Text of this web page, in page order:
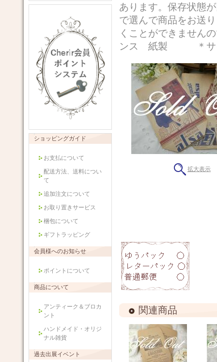
ショッピングガイド
お支払について
配送方法、送料につい
て
追加注文について
お取り置きサービス
梱包について
ギフトラッピング
会員様へのお知らせ
ポイントについて
商品について
アンティーク＆ブロカ
ント
ハンドメイド・オリジ
ナル雑貨
過去出展イベント
あります。保存状態
で選んで商品をお送
くことができません
ンス 紙製 ＊サイ
拡大表示
関連商品